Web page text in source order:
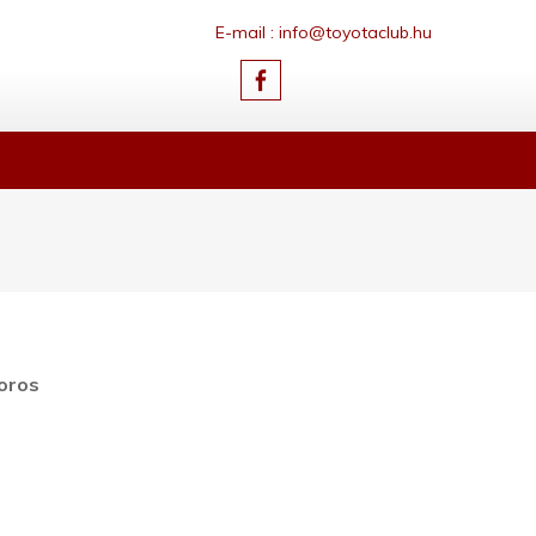
E-mail : info@toyotaclub.hu